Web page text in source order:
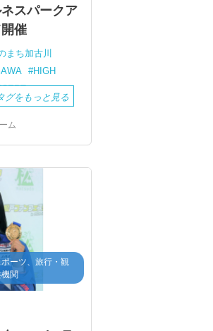
スパークア
催
まち加古川
HIGH
ベスクホール
グをもっと見る
ム
ーツ、旅行・観
関